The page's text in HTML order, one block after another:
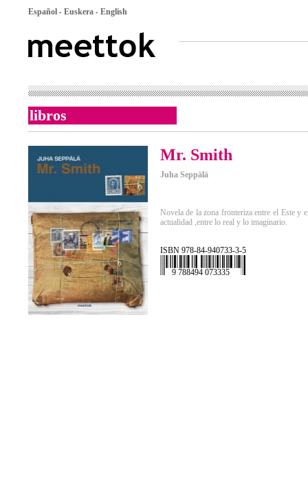
Español - Euskera- English
libros
Mr. Smith
Juha Seppälä
Novela de la zona fronteriza entre el Este y
actualidad ,entre lo real y lo imaginario.
ISBN 978-84-940733-3-5
9 788494 073335